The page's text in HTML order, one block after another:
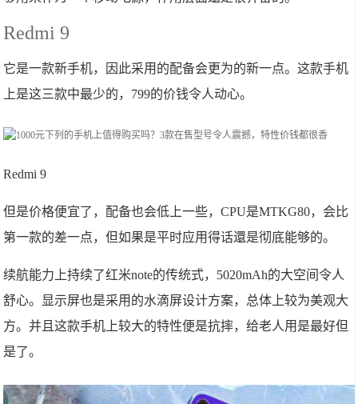
Redmi 9
它是一款新手机，因此采用的配备会更为的新一点。这款手机
上是这三款中最少的，799的价钱令人动心。
Redmi 9
但是价格便宜了，配备也会低上一些，CPU是MTKG80，会比
第一款的差一点，但如果是平时应用得话還是彻底能够的。
续航能力上持续了红米note的传统式，5020mAh的大空间令人
舒心。显示屏也是采用的水滴屏设计方案，总体上较为美观大
方。并且这款手机上较大的特性便是抗摔，给老人用是最好但
是了。